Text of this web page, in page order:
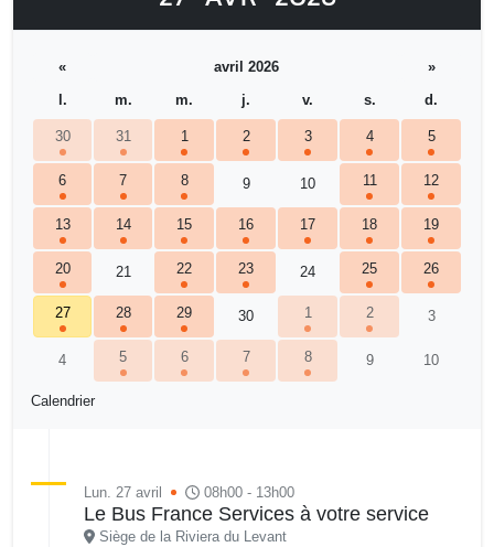
Calendrier
« avril 2026
»
l.
m. m. j. v. s. d.
30 31 1 2 3 4 5
6 7 8 9 10 11 12
13 14 15 16 17 18 19
20 21 22 23 24 25 26
27 28 29 30 1 2 3
4 5 6 7 8 9 10
Lun. 27 avril 08h00 - 13h00
Le Bus France Services à votre service
Siège de la Riviera du Levant